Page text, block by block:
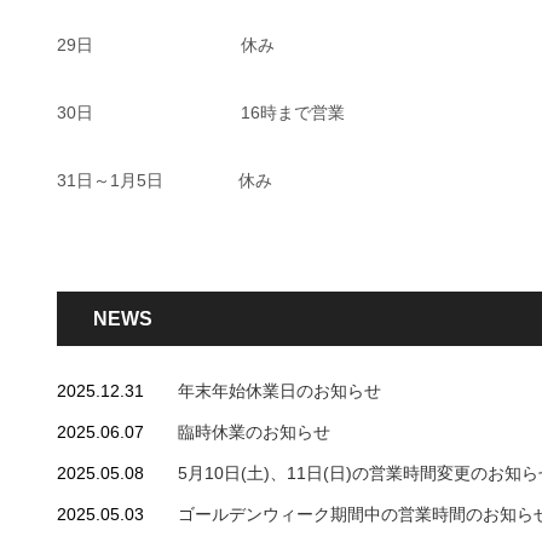
29日 休み
30日 16時まで営業
31日～1月5日 休み
NEWS
2025.12.31 年末年始休業日のお知らせ
2025.06.07 臨時休業のお知らせ
2025.05.08 5月10日(土)、11日(日)の営業時間変更のお知ら
2025.05.03 ゴールデンウィーク期間中の営業時間のお知ら